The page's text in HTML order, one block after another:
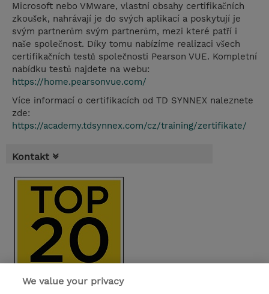
Microsoft nebo VMware, vlastní obsahy certifikačních
zkoušek, nahrávají je do svých aplikací a poskytují je
svým partnerům svým partnerům, mezi které patří i
naše společnost. Díky tomu nabízíme realizaci všech
certifikačních testů společnosti Pearson VUE. Kompletní
nabídku testů najdete na webu:
https://home.pearsonvue.com/
Více informací o certifikacích od TD SYNNEX naleznete
zde:
https://academy.tdsynnex.com/cz/training/zertifikate/
Kontakt
We value your privacy